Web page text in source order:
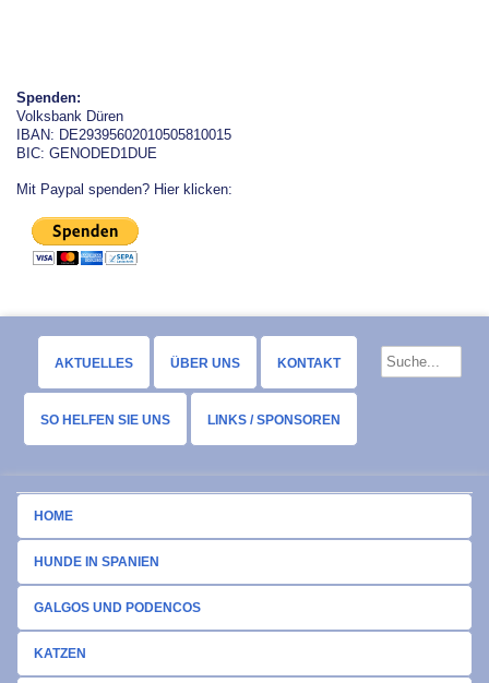
Spenden:
Volksbank Düren
IBAN: DE29395602010505810015
BIC: GENODED1DUE
Mit Paypal spenden? Hier klicken:
AKTUELLES ÜBER UNS KONTAKT
SO HELFEN SIE UNS LINKS / SPONSOREN
HOME
HUNDE IN SPANIEN
GALGOS UND PODENCOS
KATZEN